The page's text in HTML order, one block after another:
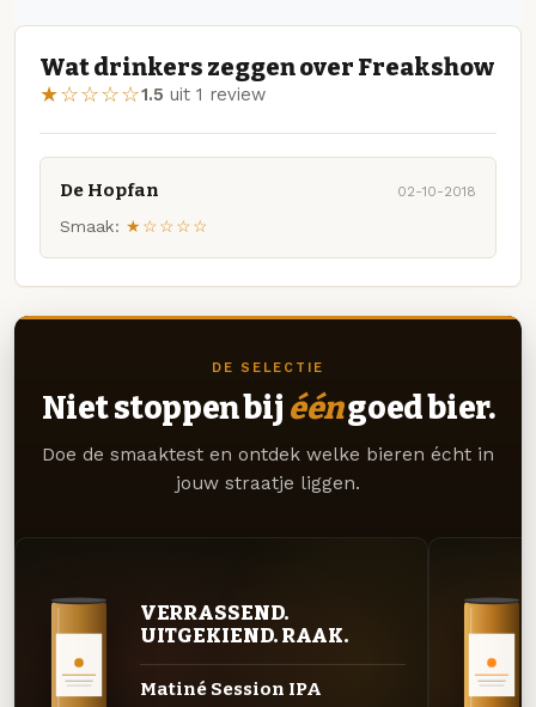
Wat drinkers zeggen over Freakshow
★☆☆☆☆1.5 uit 1 review
De Hopfan 02-10-2018
Smaak: ★☆☆☆☆
DE SELECTIE
Niet stoppen bij ééngoed bier.
Doe de smaaktest en ontdek welke bieren écht in
jouw straatje liggen.
VERRASSEND.
UITGEKIEND. RAAK.
Matiné Session IPA